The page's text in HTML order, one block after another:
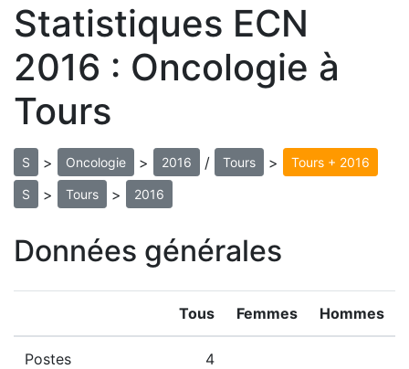
Statistiques ECN
2016 : Oncologie à
Tours
S > Oncologie > 2016 / Tours > Tours + 2016
S > Tours > 2016
Données générales
Tous Femmes Hommes
Postes 4